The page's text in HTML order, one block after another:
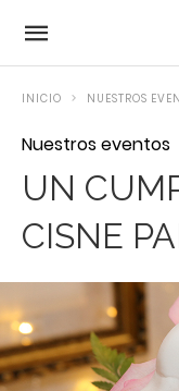
INICIO NUESTROS
Nuestros eventos
UN
CISNE